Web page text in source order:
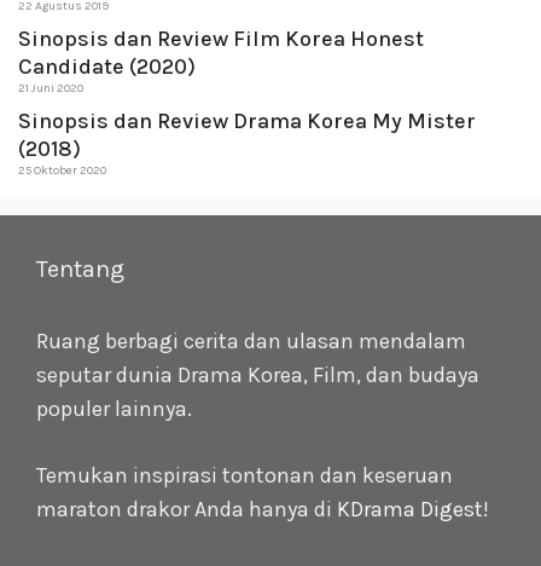
22 Agustus 2019
Sinopsis dan Review Film Korea Honest
Candidate (2020)
21 Juni 2020
Sinopsis dan Review Drama Korea My Mister
(2018)
25 Oktober 2020
Tentang
Ruang berbagi cerita dan ulasan mendalam
seputar dunia Drama Korea, Film, dan budaya
populer lainnya.
Temukan inspirasi tontonan dan keseruan
maraton drakor Anda hanya di KDrama Digest!